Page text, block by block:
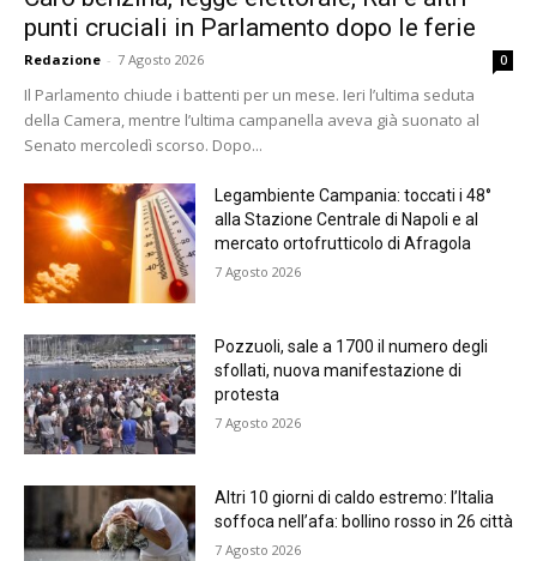
punti cruciali in Parlamento dopo le ferie
Redazione - 7 Agosto 2026 0
Il Parlamento chiude i battenti per un mese. Ieri l’ultima seduta
della Camera, mentre l’ultima campanella aveva già suonato al
Senato mercoledì scorso. Dopo...
Legambiente Campania: toccati i 48°
alla Stazione Centrale di Napoli e al
mercato ortofrutticolo di Afragola
7 Agosto 2026
Pozzuoli, sale a 1700 il numero degli
sfollati, nuova manifestazione di
protesta
7 Agosto 2026
Altri 10 giorni di caldo estremo: l’Italia
soffoca nell’afa: bollino rosso in 26 città
7 Agosto 2026